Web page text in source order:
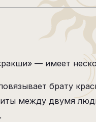
— имеет
брату
между двумя